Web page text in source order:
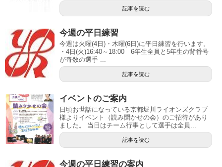
記事を読む
今週の平日練習
今週は火曜(4日)・木曜(6日)に平日練習を行います。
・4日(火)16:40～18:00 6年生全員と5年生の背番号
が奇数の選手 ...
記事を読む
イベントのご案内
日頃お世話になっている京都堀川ライオンズクラブ
様よりイベント（読み聞かせの会）のご招待があり
ました。 当日はチーム行事として選手は全員...
記事を読む
今週の平日練習の案内